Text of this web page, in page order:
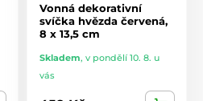
Vonná dekorativní
svíčka hvězda červená,
8 x 13,5 cm
Skladem, v pondělí 10. 8. u
vás